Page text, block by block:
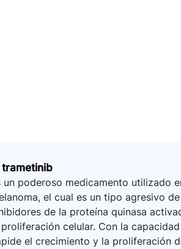
trametinib
un poderoso medicamento utilizado
el cual es un tipo agresivo
de la proteína quinasa
celular. Con la
el crecimiento y la proliferación